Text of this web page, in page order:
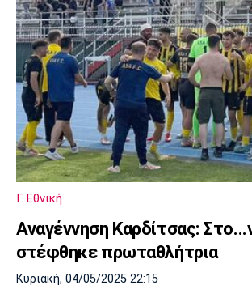
Μπορούσια
Ντόρτμουντ
Παρί Σεν
Ζερμέν
Μονακό
Ερυθρός
Αστέρας
Γ Εθνική
Αναγέννηση Καρδίτσας:
στέφθηκε πρωταθλήτρια
Κυριακή, 04/05/2025 22:15